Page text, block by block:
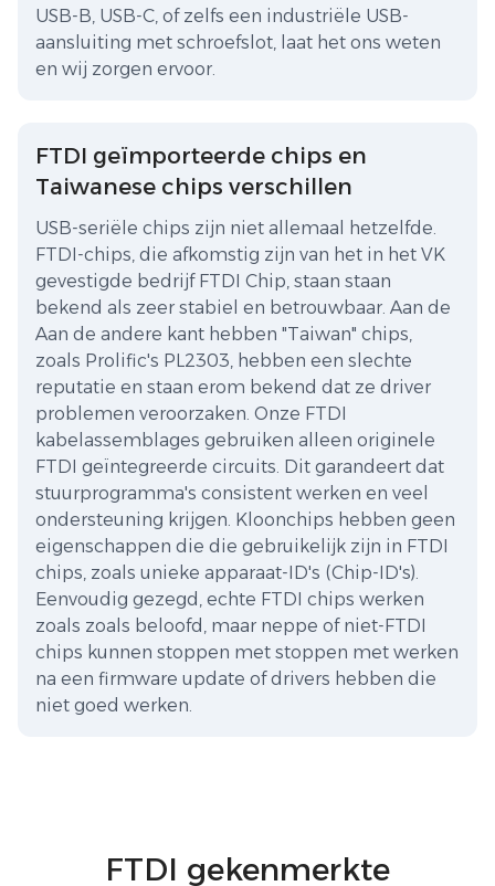
USB-B, USB-C, of zelfs een industriële USB-
aansluiting met schroefslot, laat het ons weten
en wij zorgen ervoor.
FTDI geïmporteerde chips en
Taiwanese chips verschillen
USB-seriële chips zijn niet allemaal hetzelfde.
FTDI-chips, die afkomstig zijn van het in het VK
gevestigde bedrijf FTDI Chip, staan staan
bekend als zeer stabiel en betrouwbaar. Aan de
Aan de andere kant hebben "Taiwan" chips,
zoals Prolific's PL2303, hebben een slechte
reputatie en staan erom bekend dat ze driver
problemen veroorzaken. Onze FTDI
kabelassemblages gebruiken alleen originele
FTDI geïntegreerde circuits. Dit garandeert dat
stuurprogramma's consistent werken en veel
ondersteuning krijgen. Kloonchips hebben geen
eigenschappen die die gebruikelijk zijn in FTDI
chips, zoals unieke apparaat-ID's (Chip-ID's).
Eenvoudig gezegd, echte FTDI chips werken
zoals zoals beloofd, maar neppe of niet-FTDI
chips kunnen stoppen met stoppen met werken
na een firmware update of drivers hebben die
niet goed werken.
FTDI gekenmerkte